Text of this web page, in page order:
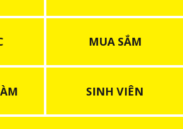
MUA SẮM
SINH VIÊN